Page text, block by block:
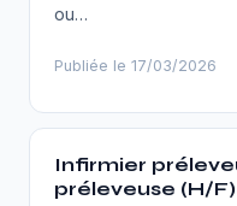
ou…
Publiée le 17/03/2026
Infirmier
préleveuse (H/F)